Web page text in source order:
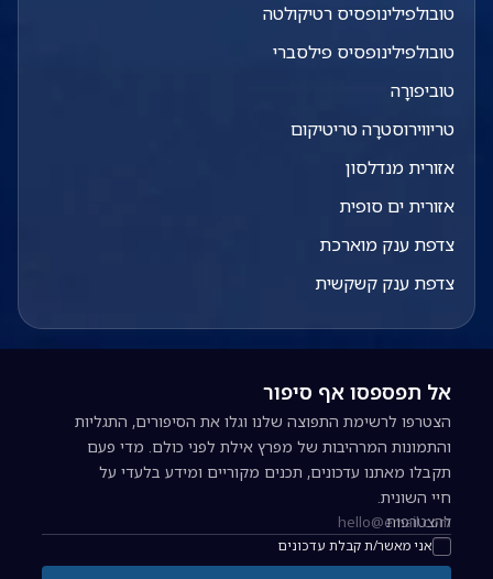
טובולפילינופסיס רטיקולטה
טובולפילינופסיס פילסברי
טוביפורָה
טריווירוסטרָה טריטיקום
אזורית מנדלסון
אזורית ים סופית
צדפת ענק מוארכת
צדפת ענק קשקשית
אל תפספסו אף סיפור
הצטרפו לרשימת התפוצה שלנו וגלו את הסיפורים, התגליות
והתמונות המרהיבות של מפרץ אילת לפני כולם. מדי פעם
תקבלו מאתנו עדכונים, תכנים מקוריים ומידע בלעדי על
חיי השונית.
כתובת אימייל להרשמה לניוזלטר
אני מאשר/ת קבלת עדכונים
להצטרפות